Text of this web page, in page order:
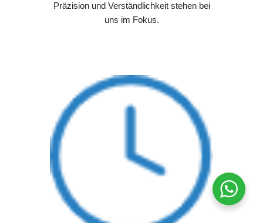
Präzision und Verständlichkeit stehen bei
uns im Fokus.